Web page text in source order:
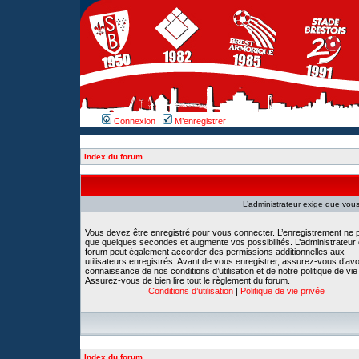
Connexion M’enregistrer
Index du forum
L’administrateur exige que
Vous devez être enregistré pour vous connecter. L’enregistrement ne
que quelques secondes et augmente vos possibilités. L’administrateur
forum peut également accorder des permissions additionnelles aux
utilisateurs enregistrés. Avant de vous enregistrer, assurez-vous
connaissance de nos conditions d’utilisation et de notre politique de
Assurez-vous de bien lire tout le règlement du forum.
Conditions d’utilisation | Politique de vie privée
Index du forum